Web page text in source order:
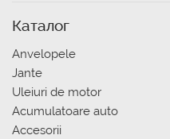
Каталог
Anvelopele
Jante
Uleiuri de motor
Acumulatoare auto
Accesorii